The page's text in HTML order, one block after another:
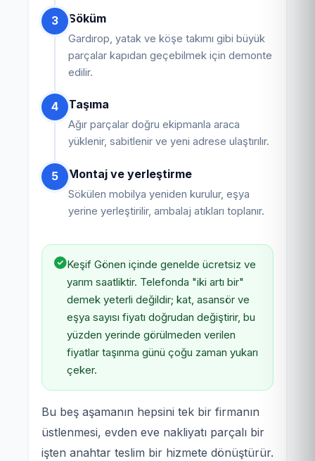
3 Söküm
Gardırop, yatak ve köşe takımı gibi büyük
parçalar kapıdan geçebilmek için demonte
edilir.
4 Taşıma
Ağır parçalar doğru ekipmanla araca
yüklenir, sabitlenir ve yeni adrese ulaştırılır.
5 Montaj ve yerleştirme
Sökülen mobilya yeniden kurulur, eşya
yerine yerleştirilir, ambalaj atıkları toplanır.
Keşif Gönen içinde genelde ücretsiz ve
yarım saatliktir. Telefonda "iki artı bir"
demek yeterli değildir; kat, asansör ve
eşya sayısı fiyatı doğrudan değiştirir, bu
yüzden yerinde görülmeden verilen
fiyatlar taşınma günü çoğu zaman yukarı
çeker.
Bu beş aşamanın hepsini tek bir firmanın
üstlenmesi, evden eve nakliyatı parçalı bir
işten anahtar teslim bir hizmete dönüştürür.